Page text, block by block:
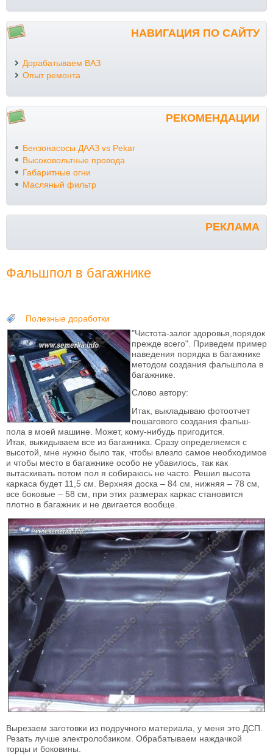
НАВИГАЦИЯ ПО САЙТУ
Дорабатываем ВАЗ
Опыт ремонта
РЕКОМЕНДАЦИИ
Бензонасосы ДААЗ vs Pekar
Высоковольтные провода
Габаритные огни
Масляный фильтр
РЕКЛАМА
Фальшпол в багажнике
Полезные доработки
"Чистота-залог здоровья,порядок
прежде всего". Приведем пример
наведения порядка в багажнике
методом создания фальшпола в
багажнике.
Слово автору:
Итак, выкладываю фотоотчет
пошагового создания фальш-
пола в моей машине. Может, кому-нибудь пригодится.
Итак, выкидываем все из багажника. Сразу определяемся с
высотой, мне нужно было так, чтобы влезло самое необходимое
и чтобы место в багажнике особо не убавилось, так как
вытаскивать потом пол я собираюсь не часто. Решил высота
каркаса будет 11,5 см. Верхняя доска – 84 см, нижняя – 78 см,
все боковые – 58 см, при этих размерах каркас становится
плотно в багажник и не двигается вообще.
Вырезаем заготовки из подручного материала, у меня это ДСП.
Резать лучше электролобзиком. Обрабатываем наждачкой
торцы и боковины.